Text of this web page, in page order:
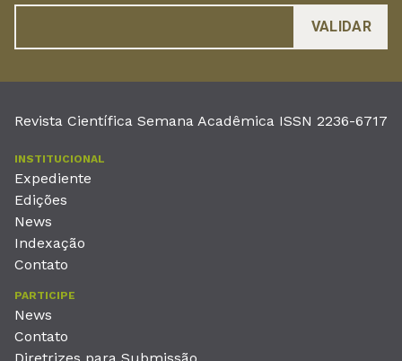
Revista Científica Semana Acadêmica ISSN 2236-6717
INSTITUCIONAL
Expediente
Edições
News
Indexação
Contato
PARTICIPE
News
Contato